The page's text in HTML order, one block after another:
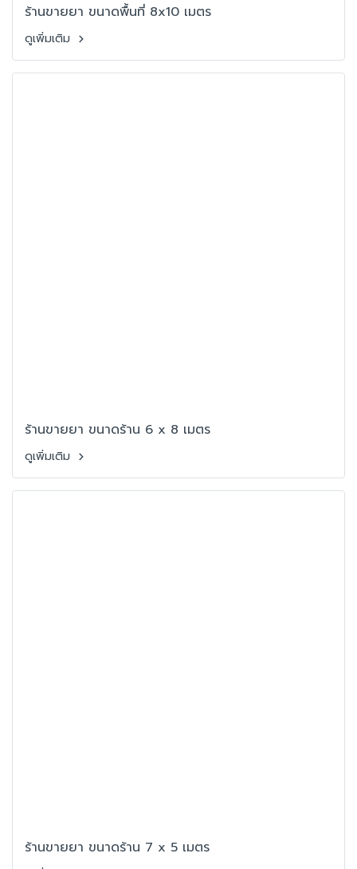
ร้านขายยา ขนาดพื้นที่ 8x10 เมตร
ดูเพิ่มเติม
ร้านขายยา ขนาดร้าน 6 x 8 เมตร
ดูเพิ่มเติม
ร้านขายยา ขนาดร้าน 7 x 5 เมตร